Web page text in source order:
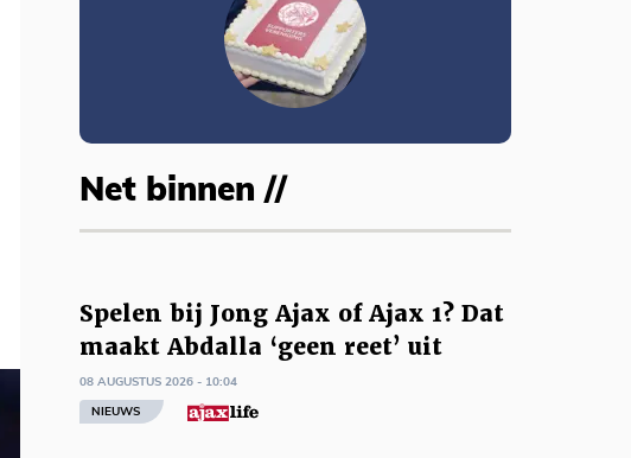
Net binnen //
Spelen bij Jong Ajax of Ajax 1? Dat
maakt Abdalla ‘geen reet’ uit
08 AUGUSTUS 2026 - 10:04
NIEUWS